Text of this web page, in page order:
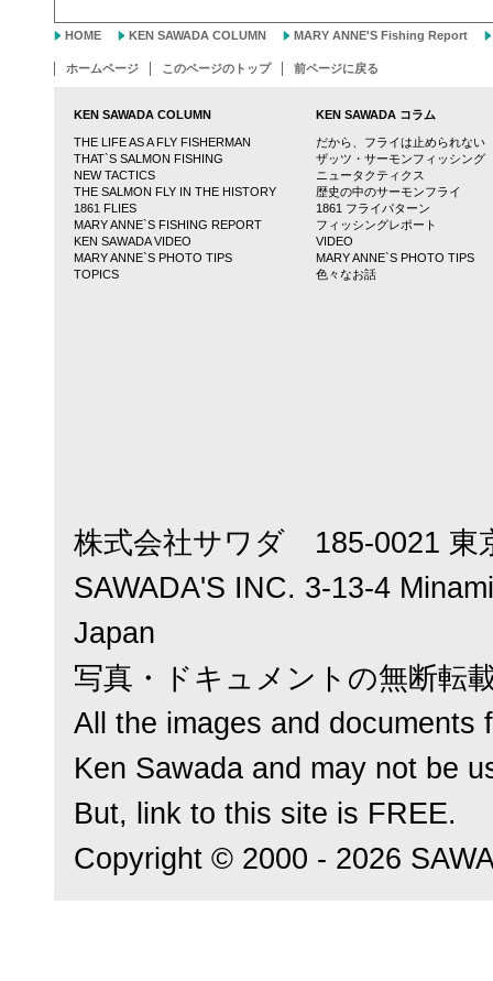
HOME KEN SAWADA COLUMN MARY ANNE'S Fishing Report
ホームページ このページのトップ 前ページに戻る
KEN SAWADA COLUMN
THE LIFE AS A FLY FISHERMAN
THAT`S SALMON FISHING
NEW TACTICS
THE SALMON FLY IN THE HISTORY
1861 FLIES
MARY ANNE`S FISHING REPORT
KEN SAWADA VIDEO
MARY ANNE`S PHOTO TIPS
TOPICS
KEN SAWADA コラム
だから、フライは止められない
ザッツ・サーモンフィッシング
ニュータクティクス
歴史の中のサーモンフライ
1861 フライパターン
フィッシングレポート
VIDEO
MARY ANNE`S PHOTO TIPS
色々なお話
株式会社サワダ 185-0021 東
SAWADA'S INC. 3-13-4
Japan
写真・ドキュメントの無断転
All the images and documents
Ken Sawada and may not be
But, link to this site is FREE.
Copyright © 2000 - 2026